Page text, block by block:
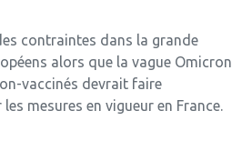
contraintes dans la grande
alors que la vague Omicron
vaccinés devrait faire
mesures en vigueur en France.